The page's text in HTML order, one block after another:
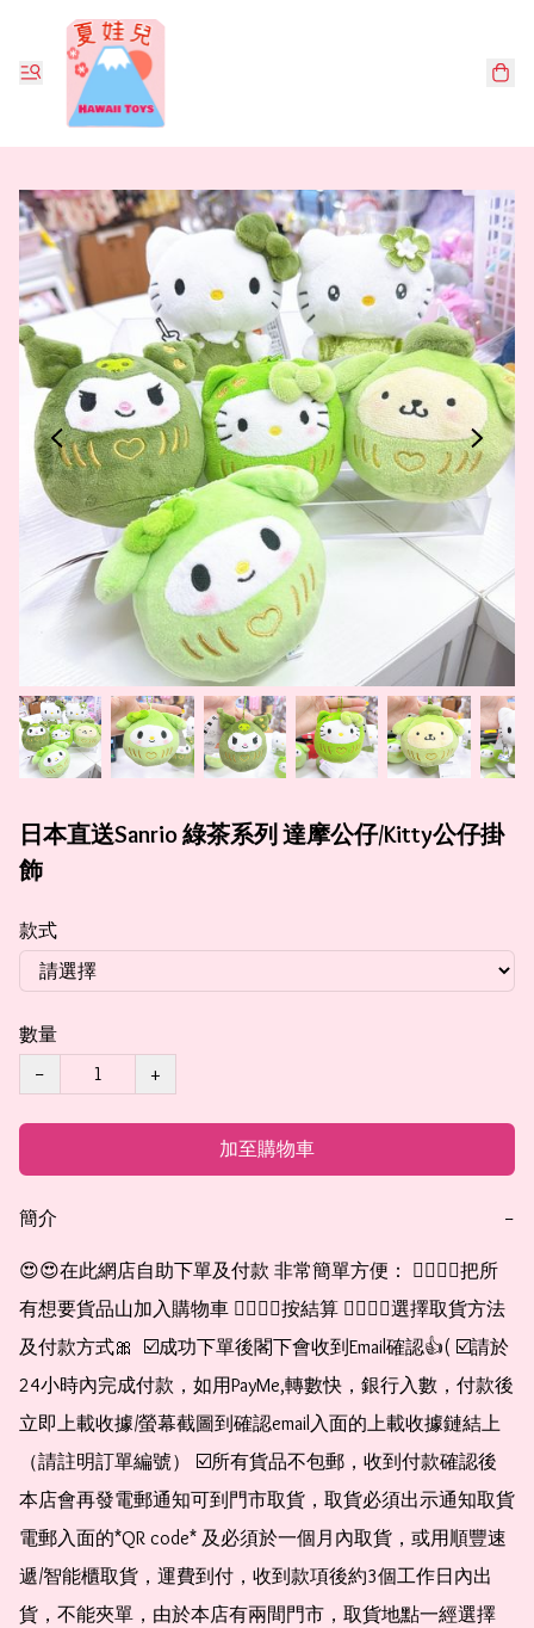
日本直送Sanrio 綠茶系列 達摩公仔/Kitty公仔掛
飾
款式
數量
−
+
加至購物車
簡介 −
😍😍在此網店自助下單及付款 非常簡單方便： 👉🏻👉🏻把所
有想要貨品山加入購物車 👉🏻👉🏻按結算 👉🏻👉🏻選擇取貨方法
及付款方式🎀  ☑️成功下單後閣下會收到Email確認👍( ☑️請於
24小時內完成付款，如用PayMe,轉數快，銀行入數，付款後
立即上載收據/螢幕截圖到確認email入面的上載收據鏈結上
（請註明訂單編號） ☑️所有貨品不包郵，收到付款確認後
本店會再發電郵通知可到門市取貨，取貨必須出示通知取貨
電郵入面的*QR code* 及必須於一個月內取貨，或用順豐速
遞/智能櫃取貨，運費到付，收到款項後約3個工作日內出
貨，不能夾單，由於本店有兩間門市，取貨地點一經選擇